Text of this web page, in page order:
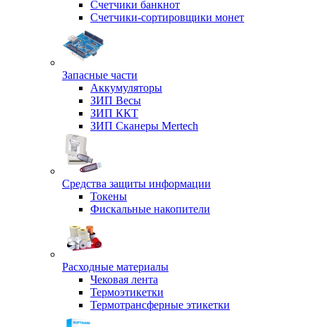
Счетчики банкнот
Счетчики-сортировщики монет
Запасные части
Аккумуляторы
ЗИП Весы
ЗИП ККТ
ЗИП Сканеры Mertech
Средства защиты информации
Токены
Фискальные накопители
Расходные материалы
Чековая лента
Термоэтикетки
Термотрансферные этикетки